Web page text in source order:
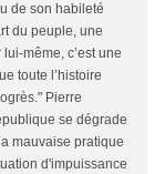
de son habileté
du peuple, une
même, c’est une
toute l’histoire
Pierre
se dégrade
mauvaise pratique
d'impuissance